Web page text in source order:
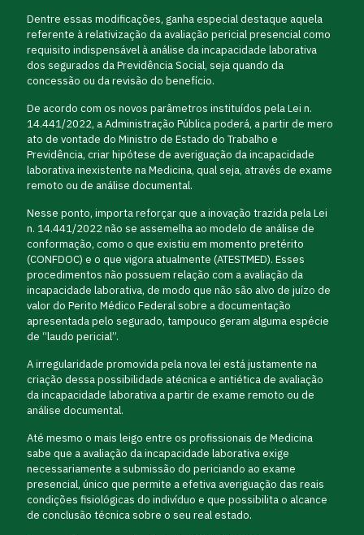
Dentre essas modificações, ganha especial destaque aquela
referente à relativização da avaliação pericial presencial como
requisito indispensável à análise da incapacidade laborativa
dos segurados da Previdência Social, seja quando da
concessão ou da revisão do benefício.
De acordo com os novos parâmetros instituídos pela Lei n.
14.441/2022, a Administração Pública poderá, a partir de mero
ato de vontade do Ministro de Estado do Trabalho e
Previdência, criar hipótese de averiguação da incapacidade
laborativa inexistente na Medicina, qual seja, através de exame
remoto ou de análise documental.
Nesse ponto, importa reforçar que a inovação trazida pela Lei
n. 14.441/2022 não se assemelha ao modelo de análise de
conformação, como o que existiu em momento pretérito
(CONFDOC) e o que vigora atualmente (ATESTMED). Esses
procedimentos não possuem relação com a avaliação da
incapacidade laborativa, de modo que não são alvo de juízo de
valor do Perito Médico Federal sobre a documentação
apresentada pelo segurado, tampouco geram alguma espécie
de “laudo pericial”.
A irregularidade promovida pela nova lei está justamente na
criação dessa possibilidade atécnica e antiética de avaliação
da incapacidade laborativa a partir de exame remoto ou de
análise documental.
Até mesmo o mais leigo entre os profissionais de Medicina
sabe que a avaliação da incapacidade laborativa exige
necessariamente a submissão do periciando ao exame
presencial, único que permite a efetiva averiguação das reais
condições fisiológicas do indivíduo e que possibilita o alcance
de conclusão técnica sobre o seu real estado.